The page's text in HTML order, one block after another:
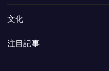
文化
注目記事